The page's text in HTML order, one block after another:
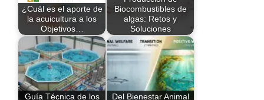
¿Cuál es el aporte de
la acuicultura a los
Objetivos…
Biocombustibles de
algas: Retos y
Soluciones
Guía Técnica de los Del Bienestar Animal